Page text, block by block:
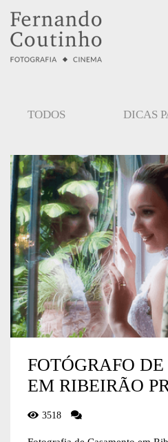
TODOS DICAS
FOTÓGRAFO
EM RIBEIRÃO
3518